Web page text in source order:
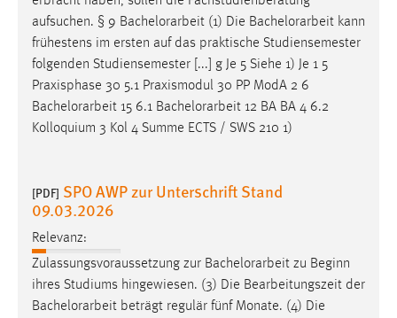
aufsuchen. § 9 Bachelorarbeit (1) Die Bachelorarbeit kann
frühestens im ersten auf das praktische Studiensemester
folgenden Studiensemester [...] g Je 5 Siehe 1) Je 1 5
Praxisphase 30 5.1 Praxismodul 30 PP ModA 2 6
Bachelorarbeit 15 6.1 Bachelorarbeit 12 BA BA 4 6.2
Kolloquium 3 Kol 4 Summe ECTS / SWS 210 1)
[PDF] SPO AWP zur Unterschrift Stand
09.03.2026
Relevanz:
Zulassungsvoraussetzung zur Bachelorarbeit zu Beginn
ihres Studiums hingewiesen. (3) Die Bearbeitungszeit der
Bachelorarbeit beträgt regulär fünf Monate. (4) Die